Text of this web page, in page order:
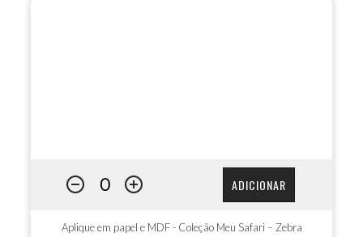
ADICIONAR
Aplique em papel e MDF - Coleção Meu Safari – Zebra